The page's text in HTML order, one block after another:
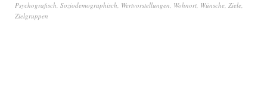
Psychografisch, Soziodemographisch, Wertvorstellungen, Wohnort, Wünsche, Ziele,
Zielgruppen